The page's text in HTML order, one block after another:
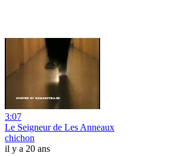
3:07
Le Seigneur de Les Anneaux
chichon
il y a 20 ans